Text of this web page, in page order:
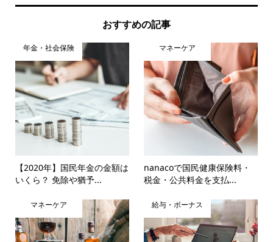
おすすめの記事
年金・社会保険
【2020年】国民年金の金額は
いくら？ 免除や猶予...
マネーケア
nanacoで国民健康保険料・
税金・公共料金を支払...
マネーケア 給与・ボーナス